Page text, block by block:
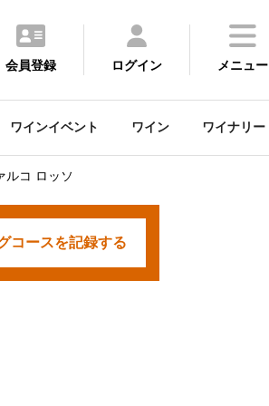
会員登録 ログイン メニュー
ワインイベント ワイン ワイナリー
ルコ ロッソ
コースを記録する